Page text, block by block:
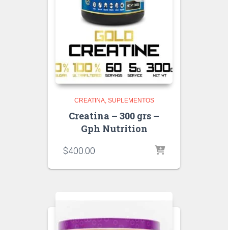
CREATINA SUPLEMENTOS
Creatina – 300 grs –
Gph Nutrition
$400.00